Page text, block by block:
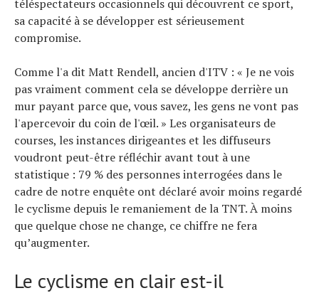
téléspectateurs occasionnels qui découvrent ce sport,
sa capacité à se développer est sérieusement
compromise.
Comme l'a dit Matt Rendell, ancien d'ITV : « Je ne vois
pas vraiment comment cela se développe derrière un
mur payant parce que, vous savez, les gens ne vont pas
l'apercevoir du coin de l'œil. » Les organisateurs de
courses, les instances dirigeantes et les diffuseurs
voudront peut-être réfléchir avant tout à une
statistique : 79 % des personnes interrogées dans le
cadre de notre enquête ont déclaré avoir moins regardé
le cyclisme depuis le remaniement de la TNT. À moins
que quelque chose ne change, ce chiffre ne fera
qu’augmenter.
Le cyclisme en clair est-il